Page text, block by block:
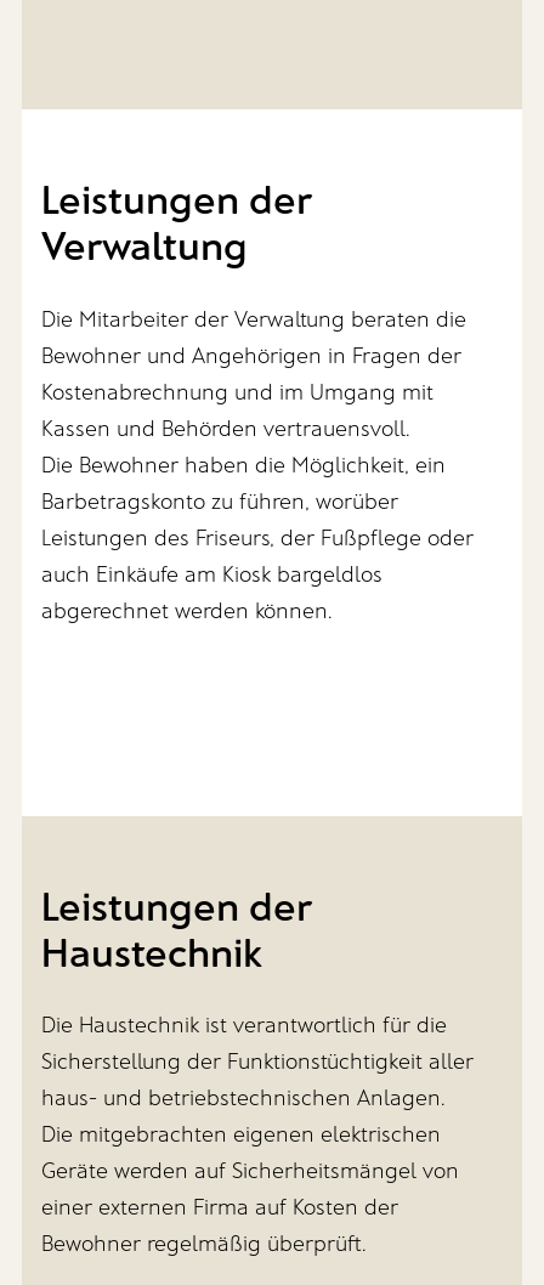
Leistungen der
Verwaltung
Die Mitarbeiter der Verwaltung beraten die
Bewohner und Angehörigen in Fragen der
Kostenabrechnung und im Umgang mit
Kassen und Behörden vertrauensvoll.
Die Bewohner haben die Möglichkeit, ein
Barbetragskonto zu führen, worüber
Leistungen des Friseurs, der Fußpflege oder
auch Einkäufe am Kiosk bargeldlos
abgerechnet werden können.
Leistungen der
Haustechnik
Die Haustechnik ist verantwortlich für die
Sicherstellung der Funktionstüchtigkeit aller
haus- und betriebstechnischen Anlagen.
Die mitgebrachten eigenen elektrischen
Geräte werden auf Sicherheitsmängel von
einer externen Firma auf Kosten der
Bewohner regelmäßig überprüft.